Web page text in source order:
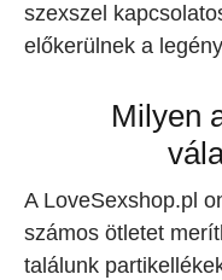
szexszel
előkerülnek a
Milyen
A LoveSexshop.pl
számos ötletet
találunk